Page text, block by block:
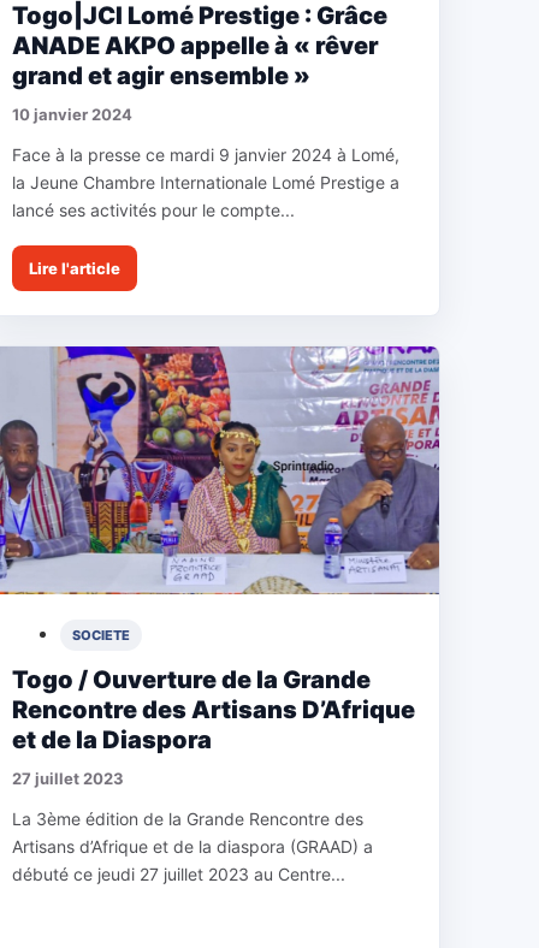
Togo|JCI Lomé Prestige : Grâce
ANADE AKPO appelle à « rêver
grand et agir ensemble »
10 janvier 2024
Face à la presse ce mardi 9 janvier 2024 à Lomé,
la Jeune Chambre Internationale Lomé Prestige a
lancé ses activités pour le compte...
Lire l'article
SOCIETE
Togo / Ouverture de la Grande
Rencontre des Artisans D’Afrique
et de la Diaspora
27 juillet 2023
La 3ème édition de la Grande Rencontre des
Artisans d’Afrique et de la diaspora (GRAAD) a
débuté ce jeudi 27 juillet 2023 au Centre...